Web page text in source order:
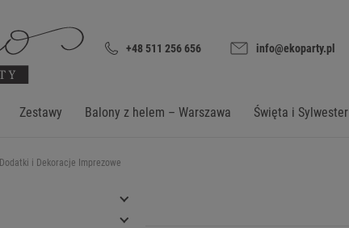
+48 511 256 656 info@ekoparty.pl
Zestawy Balony z helem – Warszawa Święta i Sylwester
Dodatki i Dekoracje Imprezowe